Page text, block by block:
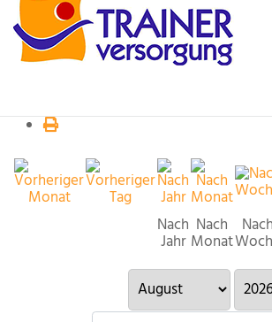
Nach
Jahr
Nach
Monat
Nach